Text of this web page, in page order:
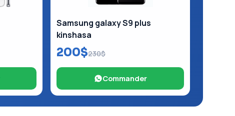
Samsung galaxy S9 plus
kinshasa
200$230$
Commander